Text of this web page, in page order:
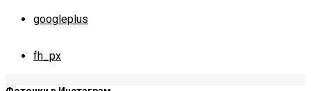
googleplus
fh_px